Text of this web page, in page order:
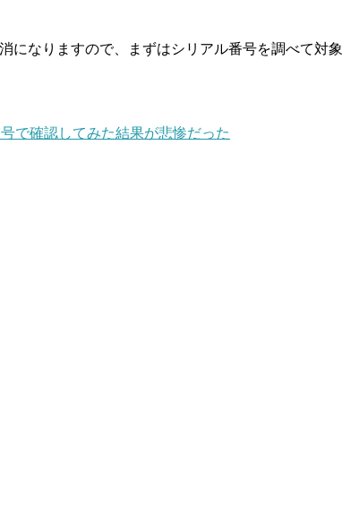
になりますので、まずはシリアル番号を調べて対象
で確認してみた結果が悲惨だった